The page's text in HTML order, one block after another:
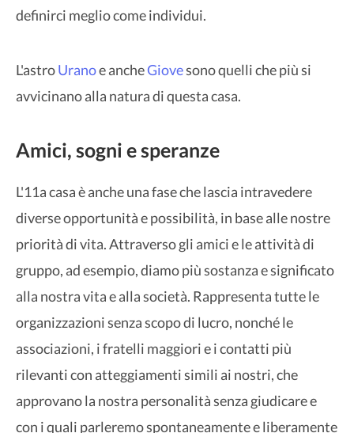
definirci meglio come individui.
L'astroUranoe ancheGiovesono quelli che più si
avvicinano alla natura di questa casa.
Amici, sogni e speranze
L'11a casa è anche una fase che lascia intravedere
diverse opportunità e possibilità, in base alle nostre
priorità di vita. Attraverso gli amici e le attività di
gruppo, ad esempio, diamo più sostanza e significato
alla nostra vita e alla società. Rappresenta tutte le
organizzazioni senza scopo di lucro, nonché le
associazioni, i fratelli maggiori e i contatti più
rilevanti con atteggiamenti simili ai nostri, che
approvano la nostra personalità senza giudicare e
con i quali parleremo spontaneamente e liberamente